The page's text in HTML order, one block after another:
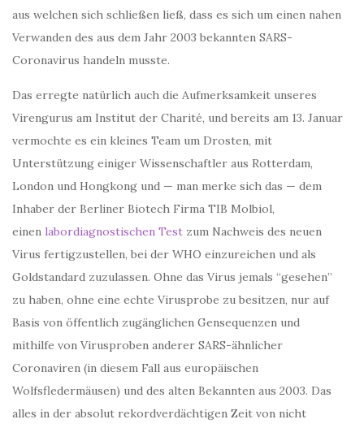
aus welchen sich schließen ließ, dass es sich um einen nahen
Verwanden des aus dem Jahr 2003 bekannten SARS-
Coronavirus handeln musste.
Das erregte natürlich auch die Aufmerksamkeit unseres
Virengurus am Institut der Charité, und bereits am 13. Januar
vermochte es ein kleines Team um Drosten, mit
Unterstützung einiger Wissenschaftler aus Rotterdam,
London und Hongkong und — man merke sich das — dem
Inhaber der Berliner Biotech Firma TIB Molbiol,
einen labordiagnostischen Test zum Nachweis des neuen
Virus fertigzustellen, bei der WHO einzureichen und als
Goldstandard zuzulassen. Ohne das Virus jemals “gesehen”
zu haben, ohne eine echte Virusprobe zu besitzen, nur auf
Basis von öffentlich zugänglichen Gensequenzen und
mithilfe von Virusproben anderer SARS-ähnlicher
Coronaviren (in diesem Fall aus europäischen
Wolfsfledermäusen) und des alten Bekannten aus 2003. Das
alles in der absolut rekordverdächtigen Zeit von nicht